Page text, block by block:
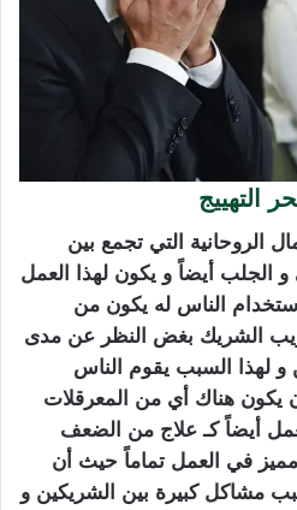
التهييج
الروحانية التي تجمع بين
و الجلب أيضاً و يكون لهذا العمل
استخدام الناس له يكون من
الشريك بغض النظر عن مدى
و لهذا السبب يقوم الناس
يكون هناك أي من المعرقلات
أيضاً كـ علاج من الضعف
في العمل تماماً حيث أن
مشاكل كبيرة بين الشريكين و